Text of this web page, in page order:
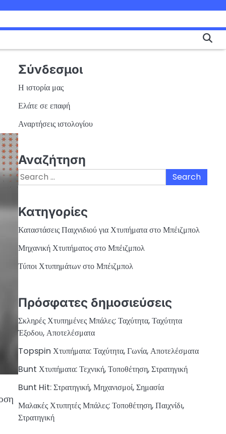
Σύνδεσμοι
Η ιστορία μας
Ελάτε σε επαφή
Αναρτήσεις ιστολογίου
Αναζήτηση
Search
for:
Κατηγορίες
Καταστάσεις Παιχνιδιού για Χτυπήματα στο Μπέιζμπολ
Μηχανική Χτυπήματος στο Μπέιζμπολ
Τύποι Χτυπημάτων στο Μπέιζμπολ
Πρόσφατες δημοσιεύσεις
Σκληρές Χτυπημένες Μπάλες: Ταχύτητα, Ταχύτητα
Έξοδου, Αποτελέσματα
Topspin Χτυπήματα: Ταχύτητα, Γωνία, Αποτελέσματα
Bunt Χτυπήματα: Τεχνική, Τοποθέτηση, Στρατηγική
Bunt Hit: Στρατηγική, Μηχανισμοί, Σημασία
Μαλακές Χτυπητές Μπάλες: Τοποθέτηση, Παιχνίδι,
Στρατηγική